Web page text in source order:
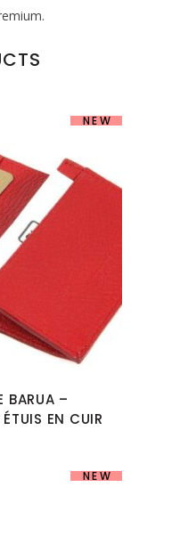
NEW
BARUA –
ÉTUIS EN CUIR
NEW